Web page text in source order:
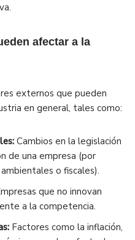
afectar a la
externos que pueden
en general, tales como:
Cambios en la legislación
de una empresa (por
o fiscales).
que no innovan
a la competencia.
Factores como la inflación,